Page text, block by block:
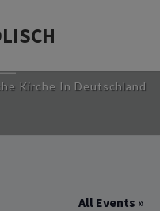
Kirche In Deutschland
« All Events